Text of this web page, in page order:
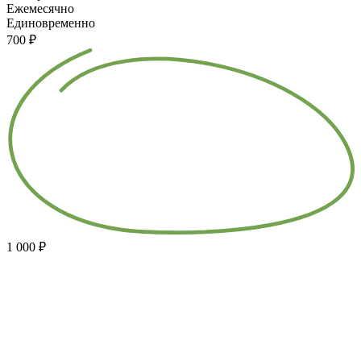
Ежемесячно
Единовременно
700 ₽
1 000 ₽